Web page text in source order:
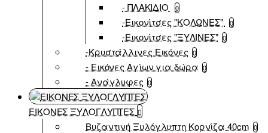
- ΠΛΑΚΙΔΙΟ
0
-Εικονίτσες "ΚΟΛΩΝΕΣ" 0
-Εικονίτσες "ΞΥΛΙΝΕΣ" 0
-Κρυστάλλινες Εικόνες 0
- Εικόνες Αγίων για δώρα 0
- Ανάγλυφες 0
ΕΙΚΟΝΕΣ ΞΥΛΟΓΛΥΠΤΕΣ
Βυζαντινή Ξυλόγλυπτη Κορνίζα 40cm 0